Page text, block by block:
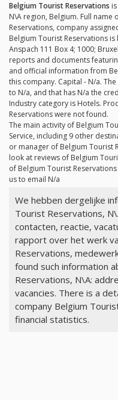
Belgium Tourist Reservations
N\A region, Belgium. Full
Reservations, company
Belgium Tourist Reservations
Anspach 111 Box 4; 1000;
reports and documents
and official information from
this company. Capital - N/a.
to N/a, and that has N/a the
Industry category is Hotels.
Reservations were not found.
The main activity of Belgium
Service, including 9 other
or manager of Belgium Tourist
look at reviews of Belgium
of Belgium Tourist
us to email N/a
We hebben dergelijke
Tourist Reservations,
contacten, reactie,
rapport over het werk
Reservations,
found such information
Reservations, N\A:
vacancies. There is a
company Belgium
financial statistics.